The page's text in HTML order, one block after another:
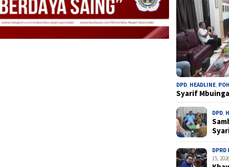
DPD, HEADLINE,
Syarif
DPD,
DPRD
15,